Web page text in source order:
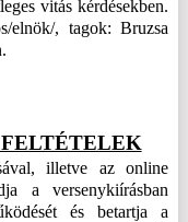
vitás kérdésekben.
elnök/, tagok: Bruzsa
illetve az online
a versenykiírásban
és betartja a